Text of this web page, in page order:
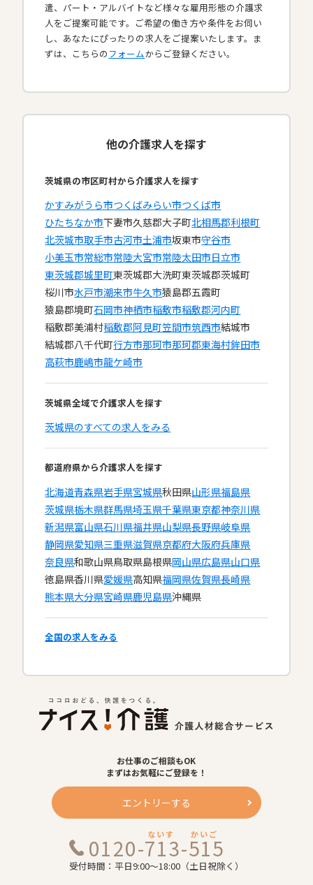
遣、パート・アルバイトなど様々な雇用形態の介護求
人をご提案可能です。ご希望の働き方や条件をお伺い
し、あなたにぴったりの求人をご提案いたします。ま
ずは、こちらのフォームからご登録ください。
他の介護求人を探す
茨城県の市区町村から介護求人を探す
かすみがうら市つくばみらい市つくば市
ひたちなか市下妻市久慈郡大子町北相馬郡利根町
北茨城市取手市古河市土浦市坂東市守谷市
小美玉市常総市常陸大宮市常陸太田市日立市
東茨城郡城里町東茨城郡大洗町東茨城郡茨城町
桜川市水戸市潮来市牛久市猿島郡五霞町
猿島郡境町石岡市神栖市稲敷市稲敷郡河内町
稲敷郡美浦村稲敷郡阿見町笠間市筑西市結城市
結城郡八千代町行方市那珂市那珂郡東海村鉾田市
高萩市鹿嶋市龍ケ崎市
茨城県全域で介護求人を探す
茨城県のすべての求人をみる
都道府県から介護求人を探す
北海道青森県岩手県宮城県秋田県山形県福島県
茨城県栃木県群馬県埼玉県千葉県東京都神奈川県
新潟県富山県石川県福井県山梨県長野県岐阜県
静岡県愛知県三重県滋賀県京都府大阪府兵庫県
奈良県和歌山県鳥取県島根県岡山県広島県山口県
徳島県香川県愛媛県高知県福岡県佐賀県長崎県
熊本県大分県宮崎県鹿児島県沖縄県
全国の求人をみる
お仕事のご相談もOK
まずはお気軽にご登録を！
エントリーする
0120-713-515
ないす かいご
受付時間：平日9:00～18:00（土日祝除く）